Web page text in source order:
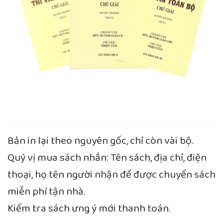
Bản in lại theo nguyên gốc, chỉ còn vài bộ.
Quý vị mua sách nhắn: Tên sách, địa chỉ, điện
thoại, họ tên người nhận để được chuyển sách
miễn phí tận nhà.
Kiểm tra sách ưng ý mới thanh toán.